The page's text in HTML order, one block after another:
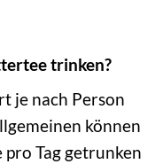
trinken?
je nach Person
können
Tag getrunken